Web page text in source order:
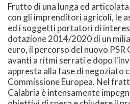
Frutto di una lunga ed
con gli imprenditori agricoli, le
ed i soggetti portatori di
dotazione 2014/2020 di un
euro, il percorso del nuovo
avanti a ritmi serrati e dopo
appresta alla fase di negoziato
Commissione Europea. Nel
Calabria è intensamente